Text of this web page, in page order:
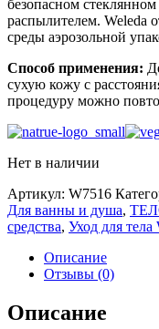
безопасном
распылителем. Weleda
среды аэрозольной
Способ применения:
сухую кожу с
процедуру можно
Нет в наличии
Артикул: W7516
Для ванны и душа,
средства, Уход для тела
Описание
Отзывы (0)
Описание